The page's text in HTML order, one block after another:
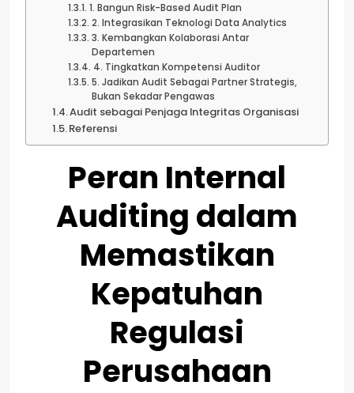
1. Bangun Risk-Based Audit Plan
2. Integrasikan Teknologi Data Analytics
3. Kembangkan Kolaborasi Antar
Departemen
4. Tingkatkan Kompetensi Auditor
5. Jadikan Audit Sebagai Partner Strategis,
Bukan Sekadar Pengawas
Audit sebagai Penjaga Integritas Organisasi
Referensi
Peran Internal
Auditing dalam
Memastikan
Kepatuhan
Regulasi
Perusahaan